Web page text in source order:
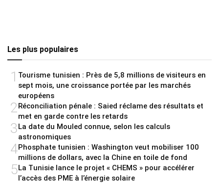
Les plus populaires
1 Tourisme tunisien : Près de 5,8 millions de visiteurs en
sept mois, une croissance portée par les marchés
européens
2 Réconciliation pénale : Saied réclame des résultats et
met en garde contre les retards
3La date du Mouled connue, selon les calculs
astronomiques
4Phosphate tunisien : Washington veut mobiliser 100
millions de dollars, avec la Chine en toile de fond
5La Tunisie lance le projet « CHEMS » pour accélérer
l’accès des PME à l’énergie solaire